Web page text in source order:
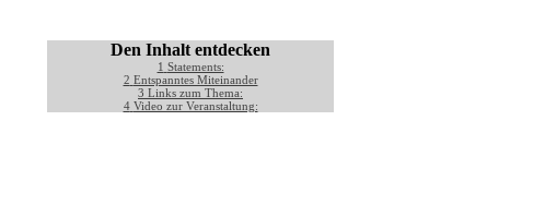
Den Inhalt entdecken
1 Statements:
2 Entspanntes Miteinander
3 Links zum Thema:
4 Video zur Veranstaltung: